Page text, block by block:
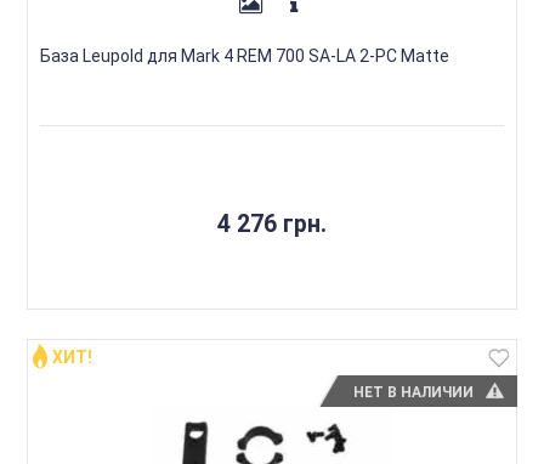
База Leupold для Mark 4 REM 700 SA-LA 2-PC Matte
4 276 грн.
НЕТ В НАЛИЧИИ
ХИТ!